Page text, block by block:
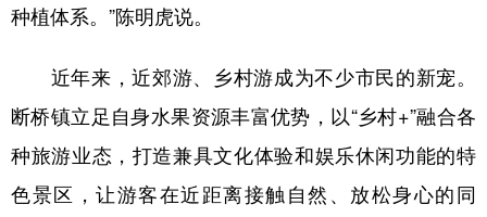
种植体系。”陈明虎说。
近年来，近郊游、乡村游成为不少市民的新宠。
断桥镇立足自身水果资源丰富优势，以“乡村+”融合各
种旅游业态，打造兼具文化体验和娱乐休闲功能的特
色景区，让游客在近距离接触自然、放松身心的同